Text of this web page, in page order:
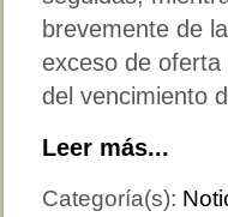
brevemente de
exceso de
del vencimiento
Leer más...
Categoría(s):